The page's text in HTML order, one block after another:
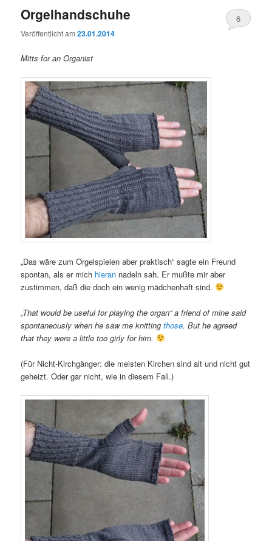
Orgelhandschuhe
Veröffentlicht am23.01.2014
6
Mitts for an Organist
„Das wäre zum Orgelspielen aber praktisch“ sagte ein Freund
spontan, als er mich hieran nadeln sah. Er mußte mir aber
zustimmen, daß die doch ein wenig mädchenhaft sind.
„That would be useful for playing the organ“ a friend of mine said
spontaneously when he saw me knittingthose. But he agreed
that they were a little too girly for him.
(Für Nicht-Kirchgänger: die meisten Kirchen sind alt und nicht gut
geheizt. Oder gar nicht, wie in diesem Fall.)